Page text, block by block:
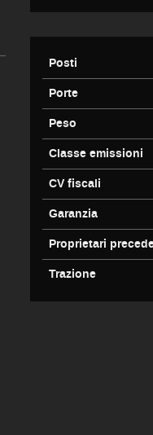
Posti
Porte
Peso
Classe emissioni
CV fiscali
Garanzia
Proprietari
Trazione